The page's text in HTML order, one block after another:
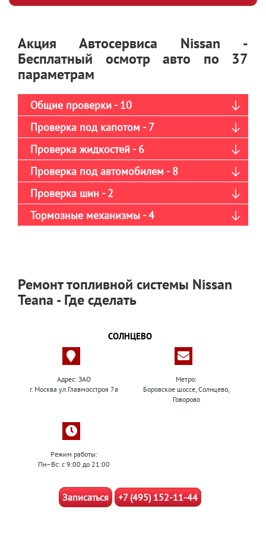
Акция Автосервиса Nissan -
Бесплатный осмотр авто по 37
параметрам
Общие проверки - 10
Проверка под капотом - 7
Проверка жидкостей - 6
Проверка под автомобилем - 8
Проверка шин - 2
Тормозные механизмы - 4
Ремонт топливной системы Nissan
Teana - Где сделать
СОЛНЦЕВО
Адрес: ЗАО
г. Москва ул.Главмосстроя 7а
Метро:
Боровское шоссе, Солнцево,
Говорово
Режим работы:
Пн–Вс: с 9:00 до 21:00
Записаться +7 (495) 152-11-44